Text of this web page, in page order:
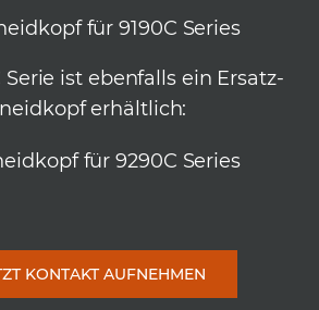
für 9190C Series
Serie ist ebenfalls ein Ersatz-
erhältlich:
für 9290C Series
KONTAKT AUFNEHMEN